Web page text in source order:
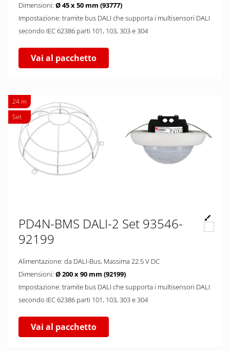
Dimensioni: Ø 45 x 50 mm (93777)
Impostazione: tramite bus DALI che supporta i multisensori DALI
secondo IEC 62386 parti 101, 103, 303 e 304
Vai al pacchetto
24 m
Set
PD4N-BMS DALI-2 Set 93546-
92199
Alimentazione: da DALI-Bus, Massima 22.5 V DC
Dimensioni: Ø 200 x 90 mm (92199)
Impostazione: tramite bus DALI che supporta i multisensori DALI
secondo IEC 62386 parti 101, 103, 303 e 304
Vai al pacchetto